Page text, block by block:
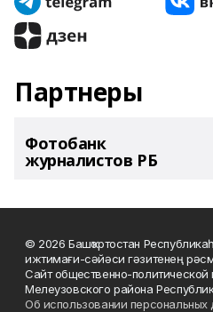
Партнеры
Фотобанк
журналистов РБ
© 2026 Башҡортостан
ижтимағи-сәйәси гәзитенең
Сайт общественно-политической
Мелеузовского района
Об использовании персональных